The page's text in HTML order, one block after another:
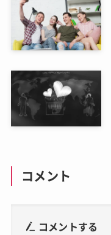
コメント
コメントする